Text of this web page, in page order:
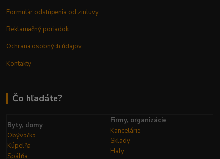
Formulár odstúpenia od zmluvy
Reklamačný poriadok
Ochrana osobných údajov
Kontakty
Čo hľadáte?
Byty, domy
Obývačka
Kúpelňa
Spálňa
Firmy, organizácie
Kancelárie
Sklady
Haly